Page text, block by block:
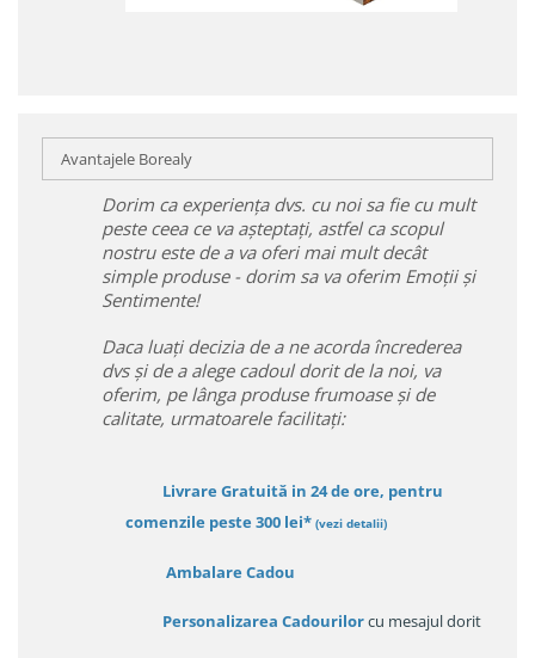
Avantajele Borealy
Dorim ca experiența dvs. cu noi sa fie cu mult
peste ceea ce va așteptați, astfel ca scopul
nostru este de a va oferi mai mult decât
simple produse - dorim sa va oferim Emoții și
Sentimente!
Daca luați decizia de a ne acorda încrederea
dvs și de a alege cadoul dorit de la noi, va
oferim, pe lânga produse frumoase și de
calitate, urmatoarele facilitați:
Livrare Gratuită in 24 de ore, pentru
comenzile peste 300 lei* (vezi detalii)
Ambalare Cadou
Personalizarea Cadourilorcu mesajul dorit